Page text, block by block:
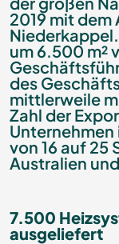
2019 mit dem
um 6.500 m²
des
mittlerweile
Zahl der
Unternehmen
von 16 auf 25
Australien
7.500
ausgeliefert